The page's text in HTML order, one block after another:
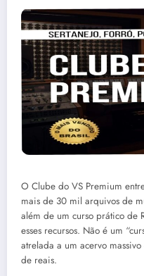
O Clube do VS Premium
mais de 30 mil arquivos de
além de um curso prático de
esses recursos. Não é um
atrelada a um acervo
de reais.